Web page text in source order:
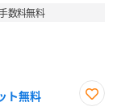
数料無料
ト無料